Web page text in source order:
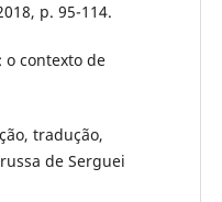
p. 95-114.
o contexto de
tradução,
de Serguei